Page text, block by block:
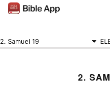
2. Samuel 19
2.